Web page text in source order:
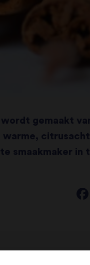
wordt gemaakt
warme,
smaakmaker in